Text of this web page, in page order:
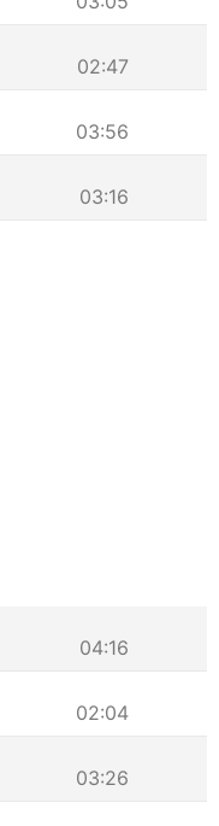
02:47
03:56
03:16
04:16
02:04
03:26